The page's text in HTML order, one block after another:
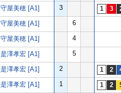
守屋美穂 [A1] 3
守屋美穂 [A1] 6
守屋美穂 [A1] 4
是澤孝宏 [A1] 5
是澤孝宏 [A1] 2
是澤孝宏 [A1] 1